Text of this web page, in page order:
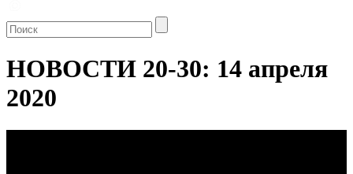
НОВОСТИ 20-30: 14 апреля
2020